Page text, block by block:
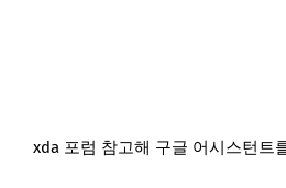
xda 포럼 참고해 구글 어시스턴트